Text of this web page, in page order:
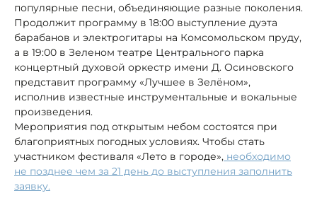
популярные песни, объединяющие разные поколения.
Продолжит программу в 18:00 выступление дуэта
барабанов и электрогитары на Комсомольском пруду,
а в 19:00 в Зеленом театре Центрального парка
концертный духовой оркестр имени Д. Осиновского
представит программу «Лучшее в Зелёном»,
исполнив известные инструментальные и вокальные
произведения.
Мероприятия под открытым небом состоятся при
благоприятных погодных условиях. Чтобы стать
участником фестиваля «Лето в городе», необходимо
не позднее чем за 21 день до выступления заполнить
заявку.